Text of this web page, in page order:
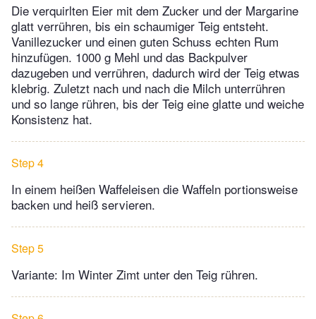
Die verquirlten Eier mit dem Zucker und der Margarine
glatt verrühren, bis ein schaumiger Teig entsteht.
Vanillezucker und einen guten Schuss echten Rum
hinzufügen. 1000 g Mehl und das Backpulver
dazugeben und verrühren, dadurch wird der Teig etwas
klebrig. Zuletzt nach und nach die Milch unterrühren
und so lange rühren, bis der Teig eine glatte und weiche
Konsistenz hat.
Step 4
In einem heißen Waffeleisen die Waffeln portionsweise
backen und heiß servieren.
Step 5
Variante: Im Winter Zimt unter den Teig rühren.